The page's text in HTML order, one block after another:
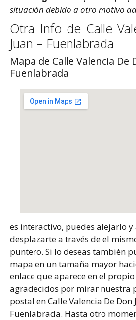
situación debido a otro motivo
Otra Info de Calle
Juan – Fuenlabrada
Mapa de Calle Valencia De
Fuenlabrada
es interactivo, puedes alejarlo y
desplazarte a través de el
puntero. Si lo deseas también
mapa en un tamaña mayor
enlace que aparece en el
agradecidos por mirar nuestra
postal en Calle Valencia De Don
Fuenlabrada. Hasta otro